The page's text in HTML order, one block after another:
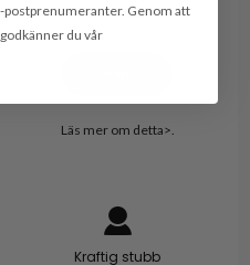
Från € 129,99
Läs mer om detta>.
Kraftig stubb
postprenumeranter. Genom att
du vår